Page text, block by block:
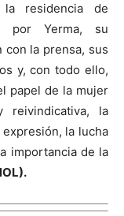
residencia de
por Yerma, su
con la prensa, sus
y, con todo ello,
papel de la mujer
reivindicativa, la
la lucha
importancia de la